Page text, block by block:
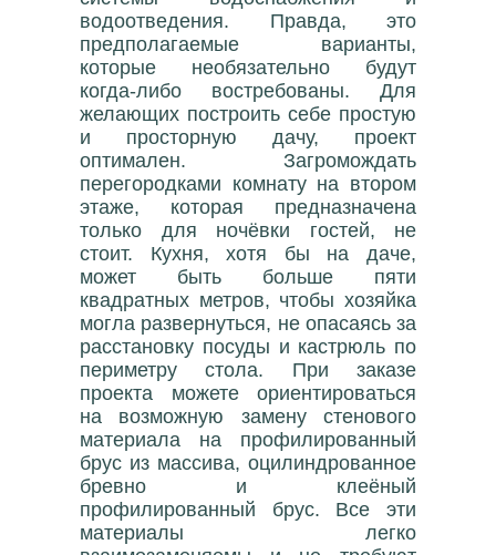
водоотведения. Правда, это
предполагаемые варианты,
которые необязательно будут
когда-либо востребованы. Для
желающих построить себе простую
и просторную дачу, проект
оптимален. Загромождать
перегородками комнату на втором
этаже, которая предназначена
только для ночёвки гостей, не
стоит. Кухня, хотя бы на даче,
может быть больше пяти
квадратных метров, чтобы хозяйка
могла развернуться, не опасаясь за
расстановку посуды и кастрюль по
периметру стола. При заказе
проекта можете ориентироваться
на возможную замену стенового
материала на профилированный
брус из массива, оцилиндрованное
бревно и клеёный
профилированный брус. Все эти
материалы легко